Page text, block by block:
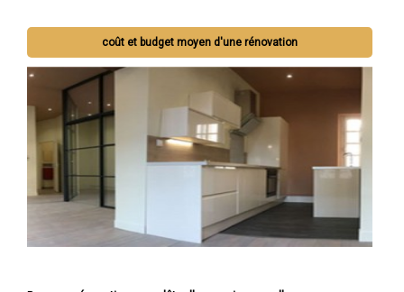
coût et budget moyen d'une rénovation